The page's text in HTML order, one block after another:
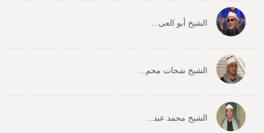
الشیخ أبو العی...
الشیخ شحات محم...
الشیخ محمد عبد...